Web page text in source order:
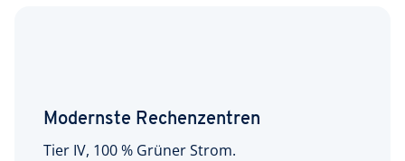
Modernste Rechenzentren
Tier IV, 100 % Grüner Strom.